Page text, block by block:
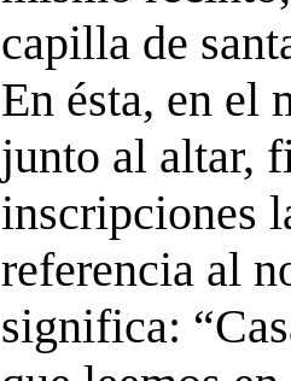
capilla de
En ésta, en el
junto al altar,
inscripciones
referencia al
significa: